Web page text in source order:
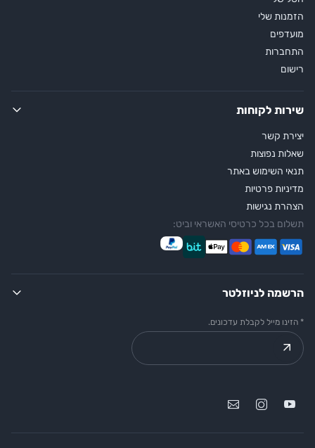
הזמנות שלי
מועדפים
התחברות
רישום
שירות לקוחות
יצירת קשר
שאלות נפוצות
תנאי השימוש באתר
מדיניות פרטיות
הצהרת נגישות
תשלום בכל כרטיסי האשראי וביט:
הרשמה לניוזלטר
* הזינו מייל לקבלת עדכונים.